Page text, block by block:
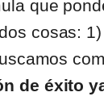
que
cosas:
de éxito